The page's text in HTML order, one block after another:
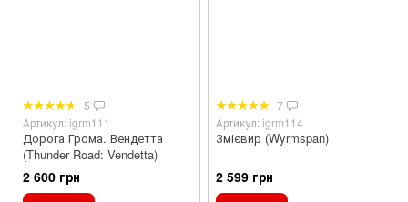
5
Артикул: igrm111
Дорога Грома. Вендетта
(Thunder Road: Vendetta)
2 600 грн
7
Артикул: igrm114
Змієвир (Wyrmspan)
2 599 грн